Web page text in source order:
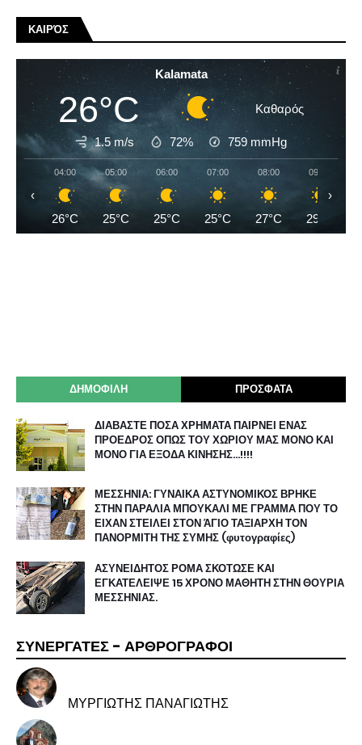
ΚΑΙΡΌΣ
Kalamata
26°C Καθαρός
1.5 m/s 72% 759 mmHg
04:00
26°C
05:00
25°C
06:00
25°C
07:00
25°C
08:00
27°C
09:00
29°C
‹ ›
ΔΗΜΟΦΙΛΗ ΠΡΟΣΦΑΤΑ
ΔΙΑΒΑΣΤΕ ΠΟΣΑ ΧΡΗΜΑΤΑ ΠΑΙΡΝΕΙ ΕΝΑΣ
ΠΡΟΕΔΡΟΣ ΟΠΩΣ ΤΟΥ ΧΩΡΙΟΥ ΜΑΣ ΜΟΝΟ ΚΑΙ
ΜΟΝΟ ΓΙΑ ΕΞΟΔΑ ΚΙΝΗΣΗΣ…!!!!
ΜΕΣΣΗΝΙΑ: ΓΥΝΑΙΚΑ ΑΣΤΥΝΟΜΙΚΟΣ ΒΡΗΚΕ
ΣΤΗΝ ΠΑΡΑΛΙΑ ΜΠΟΥΚΑΛΙ ΜΕ ΓΡΑΜΜΑ ΠΟΥ ΤΟ
ΕΙΧΑΝ ΣΤΕΙΛΕΙ ΣΤΟΝ ΆΓΙΟ ΤΑΞΙΑΡΧΗ ΤΟΝ
ΠΑΝΟΡΜΙΤΗ ΤΗΣ ΣΥΜΗΣ (φυτογραφίες)
ΑΣΥΝΕΙΔΗΤΟΣ ΡΟΜΑ ΣΚΟΤΩΣΕ ΚΑΙ
ΕΓΚΑΤΕΛΕΙΨΕ 15 ΧΡΟΝΟ ΜΑΘΗΤΗ ΣΤΗΝ ΘΟΥΡΙΑ
ΜΕΣΣΗΝΙΑΣ.
ΣΥΝΕΡΓΑΤΕΣ - ΑΡΘΡΟΓΡΑΦΟΙ
ΜΥΡΓΙΩΤΗΣ ΠΑΝΑΓΙΩΤΗΣ